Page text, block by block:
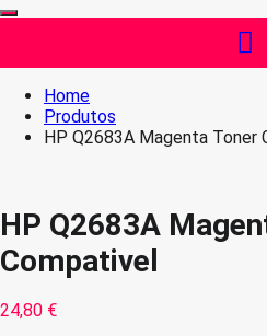
Home
Produtos
HP Q2683A Magenta Toner
HP Q2683A
Compativel
24,80 €